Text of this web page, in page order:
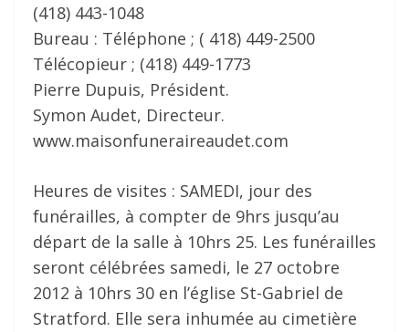
(418) 443-1048
Bureau : Téléphone ; ( 418) 449-2500
Télécopieur ; (418) 449-1773
Pierre Dupuis, Président.
Symon Audet, Directeur.
www.maisonfuneraireaudet.com
Heures de visites : SAMEDI, jour des
funérailles, à compter de 9hrs jusqu’au
départ de la salle à 10hrs 25. Les funérailles
seront célébrées samedi, le 27 octobre
2012 à 10hrs 30 en l’église St-Gabriel de
Stratford. Elle sera inhumée au cimetière